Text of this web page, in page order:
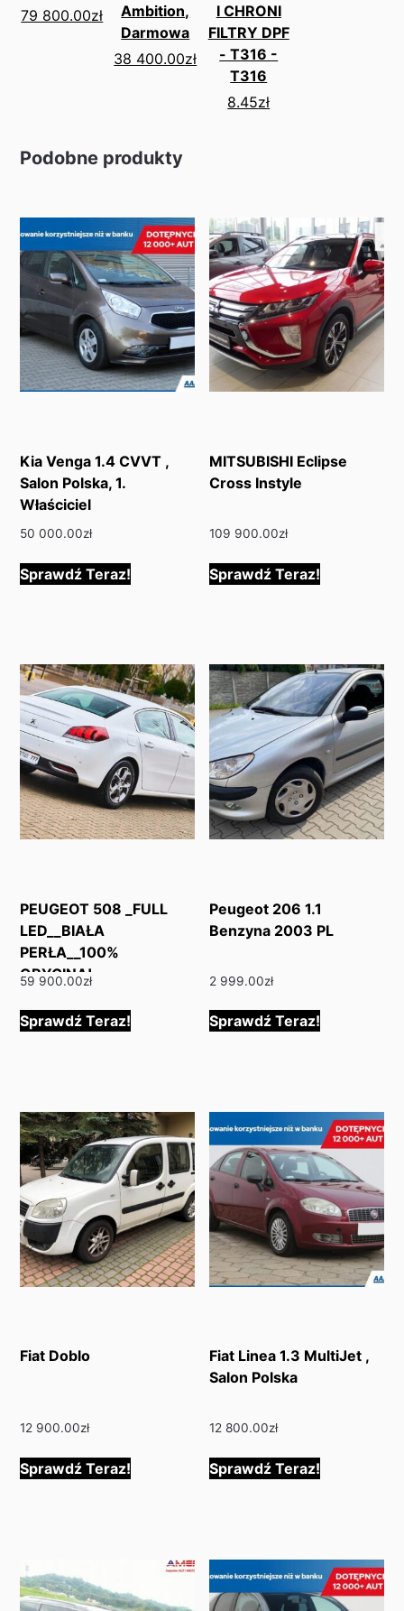
79 800.00zł
Ambition,
Darmowa
38 400.00zł
I CHRONI
FILTRY DPF
- T316 -
T316
8.45zł
Podobne produkty
Kia Venga 1.4 CVVT ,
Salon Polska, 1.
Właściciel
50 000.00zł
Sprawdź Teraz!
MITSUBISHI Eclipse
Cross Instyle
109 900.00zł
Sprawdź Teraz!
PEUGEOT 508 _FULL
LED__BIAŁA
PERŁA__100%
ORYGINAŁ
59 900.00zł
Sprawdź Teraz!
Peugeot 206 1.1
Benzyna 2003 PL
2 999.00zł
Sprawdź Teraz!
Fiat Doblo
12 900.00zł
Sprawdź Teraz!
Fiat Linea 1.3 MultiJet ,
Salon Polska
12 800.00zł
Sprawdź Teraz!